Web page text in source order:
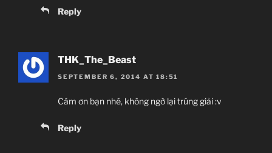
Reply
THK_The_Beast
SEPTEMBER 6, 2014 AT 18:51
Cám ơn bạn nhé, không ngờ lại trúng giải :v
Reply